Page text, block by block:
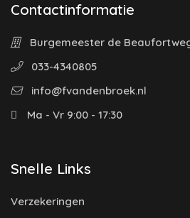
Contactinformatie
Burgemeester de
033-4340805
info@fvandenbroek.nl
Ma - Vr 9:00 - 17:30
Snelle Links
Verzekeringen